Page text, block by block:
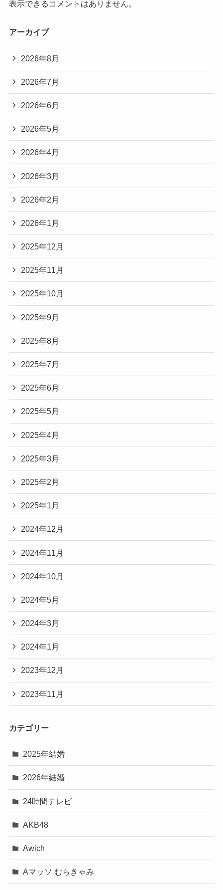
表示できるコメントはありません。
アーカイブ
2026年8月
2026年7月
2026年6月
2026年5月
2026年4月
2026年3月
2026年2月
2026年1月
2025年12月
2025年11月
2025年10月
2025年9月
2025年8月
2025年7月
2025年6月
2025年5月
2025年4月
2025年3月
2025年2月
2025年1月
2024年12月
2024年11月
2024年10月
2024年5月
2024年3月
2024年1月
2023年12月
2023年11月
カテゴリー
2025年結婚
2026年結婚
24時間テレビ
AKB48
Awich
Aマッソ むらきゃみ